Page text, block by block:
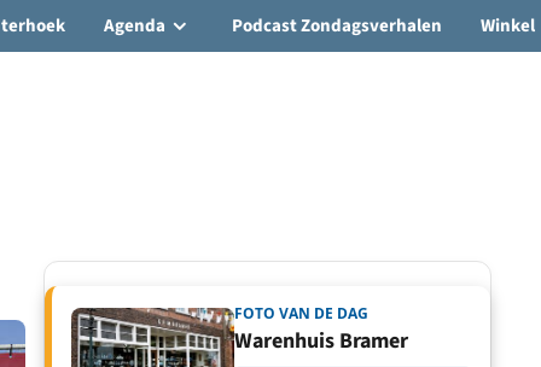
Agenda Podcast Zondagsverhalen Winkel
FOTO VAN DE DAG
Warenhuis Bramer